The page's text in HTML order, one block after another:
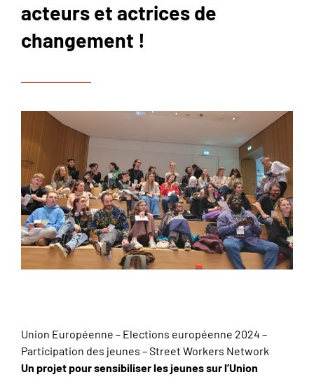
acteurs et actrices de
changement !
Union Européenne – Elections européenne 2024 –
Participation des jeunes – Street Workers Network
Un projet pour sensibiliser les jeunes sur l’Union